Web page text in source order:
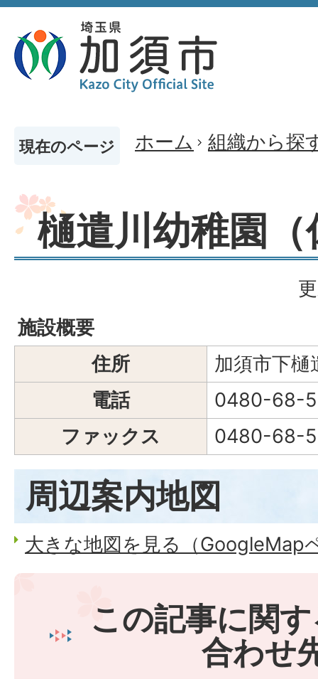
現在のページ ホーム 組織から探
樋遣川幼稚園（
施設概要
住所
加須市下樋
電話
0480-68-
ファックス
0480-68-
周辺案内地図
大きな地図を見る（GoogleMap
この記事に関
合わせ